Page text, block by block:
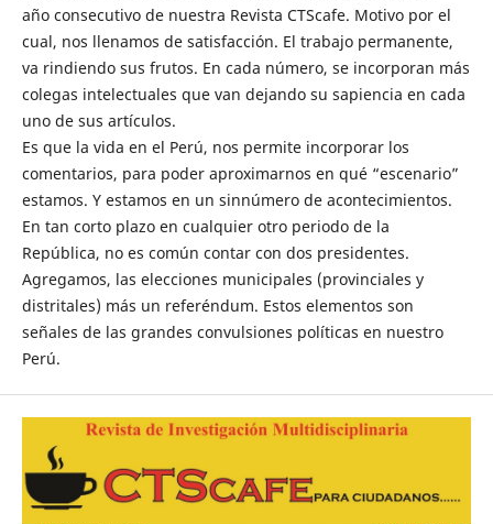
año consecutivo de nuestra Revista CTScafe. Motivo por el
cual, nos llenamos de satisfacción. El trabajo permanente,
va rindiendo sus frutos. En cada número, se incorporan más
colegas intelectuales que van dejando su sapiencia en cada
uno de sus artículos.
Es que la vida en el Perú, nos permite incorporar los
comentarios, para poder aproximarnos en qué “escenario”
estamos. Y estamos en un sinnúmero de acontecimientos.
En tan corto plazo en cualquier otro periodo de la
República, no es común contar con dos presidentes.
Agregamos, las elecciones municipales (provinciales y
distritales) más un referéndum. Estos elementos son
señales de las grandes convulsiones políticas en nuestro
Perú.